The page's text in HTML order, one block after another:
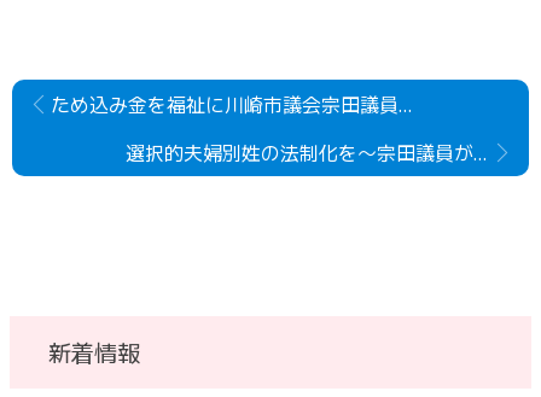
ため込み金を福祉に川崎市議会宗田議員が代表質問
選択的夫婦別姓の法制化を～宗田議員が意見書提案
新着情報